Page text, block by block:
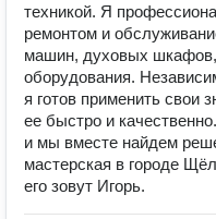
техникой. Я
ремонтом и
машин, духовых шкафов,
оборудования.
я готов применить свои
ее быстро и
и мы вместе найдем
мастерская в городе
его зовут Игорь.